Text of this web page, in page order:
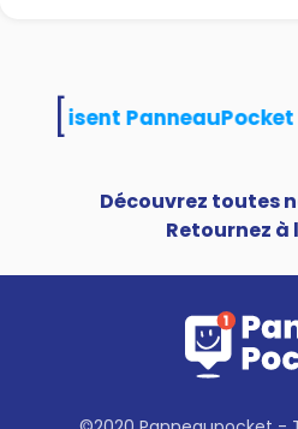
utilisent PanneauPocket
Découvrez toutes
Retournez